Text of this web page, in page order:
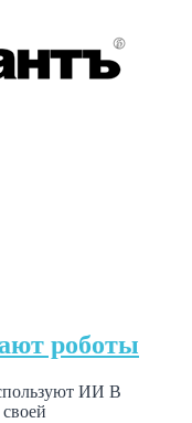
роботы
ИИ В